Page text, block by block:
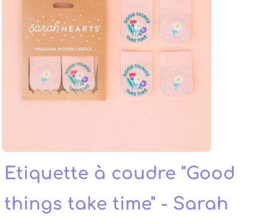
Etiquette à coudre "Good
things take time" - Sarah